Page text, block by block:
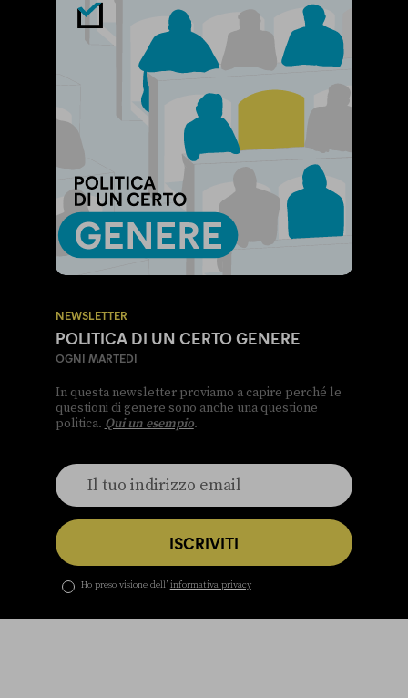
NEWSLETTER
POLITICA DI UN CERTO GENERE
OGNI MARTEDÌ
In questa newsletter proviamo a capire perché le
questioni di genere sono anche una questione
politica. Qui un esempio.
ISCRIVITI
Ho preso visione dell’ informativa privacy